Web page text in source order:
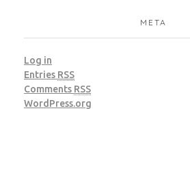
META
Log in
Entries RSS
Comments RSS
WordPress.org